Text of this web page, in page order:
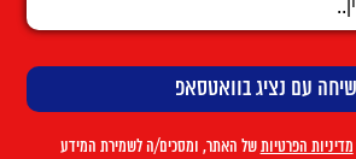
מדיניות הפרטיותשל האתר, ומסכים/ה לשמירת המידע